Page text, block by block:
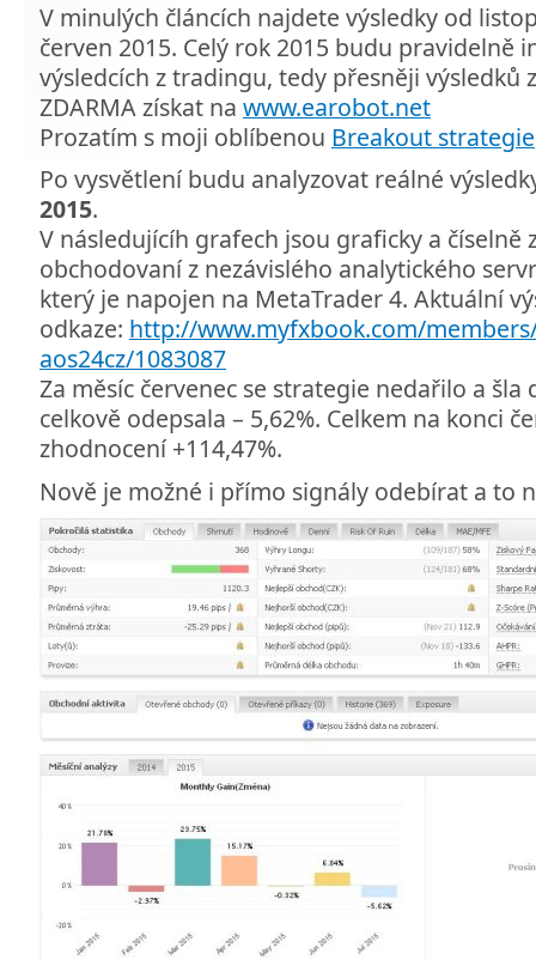
V minulých článcích najdete výsledky od
červen 2015. Celý rok 2015 budu pravidelně
výsledcích z tradingu, tedy přesněji výsledků
ZDARMA získat na www.earobot.net
Prozatím s moji oblíbenou Breakout strategie
Po vysvětlení budu analyzovat reálné
2015.
V následujícíh grafech jsou graficky a číselně
obchodovaní z nezávislého analytického
který je napojen na MetaTrader 4. Aktuální
odkaze: http://www.myfxbook.com/
aos24cz/1083087
Za měsíc červenec se strategie nedařilo a šla
celkově odepsala – 5,62%. Celkem na konci
zhodnocení +114,47%.
Nově je možné i přímo signály odebírat a to